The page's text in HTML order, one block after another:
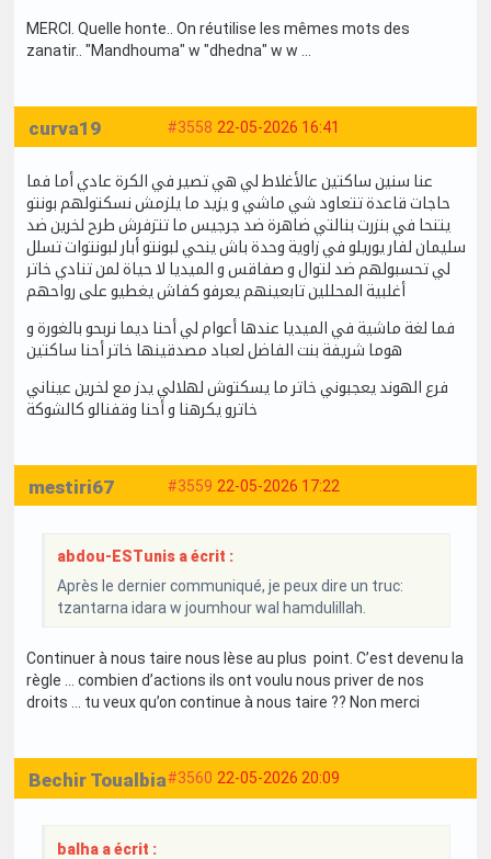
MERCI. Quelle honte.. On réutilise les mêmes mots des
zanatir.. "Mandhouma" w "dhedna" w w ...
#3558 22-05-2026 16:41
curva19
عنا سنين ساكتين عالأغلاط لي هي تصير في الكرة عادي أما فما
حاجات قاعدة تتعاود شي ماشي و يزيد ما يلزمش نسكتولهم بونتو
يتنحا في بنزرت بنالتي ضاهرة ضد جرجيس ما تتزفرش طرح لخرين ضد
سليمان لفار يوريلو في زاوية وحدة باش ينحي لبونتو أبار لبونتوات تسلل
لي تحسبولهم ضد لتوال و صفاقس و الميديا لا حياة لمن تنادي خاتر
أغلبية المحللين تابعينهم يعرفو كفاش يغطيو على رواحهم
فما لغة ماشية في الميديا عندها أعوام لي أحنا ديما نربحو بالغورة و
هوما شريفة بنت الفاضل لعباد مصدقينها خاتر أحنا ساكتين
فرع الهوند يعجبوني خاتر ما يسكتوش لهلالي يدز مع لخرين عيناني
خاترو يكرهنا و أحنا وقفنالو كالشوكة
#3559 22-05-2026 17:22
mestiri67
abdou-ESTunis a écrit :
Après le dernier communiqué, je peux dire un truc:
tzantarna idara w joumhour wal hamdulillah.
Continuer à nous taire nous lèse au plus point. C’est devenu la
règle … combien d’actions ils ont voulu nous priver de nos
droits … tu veux qu’on continue à nous taire ?? Non merci
#3560 22-05-2026 20:09
Bechir Toualbia
balha a écrit :